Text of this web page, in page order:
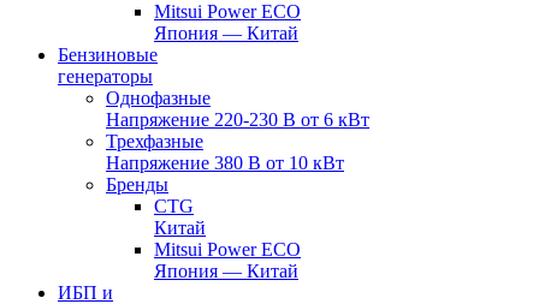
Mitsui Power ECO
Япония — Китай
Бензиновые
генераторы
Однофазные
Напряжение 220-230 В от 6 кВт
Трехфазные
Напряжение 380 В от 10 кВт
Бренды
CTG
Китай
Mitsui Power ECO
Япония — Китай
ИБП и